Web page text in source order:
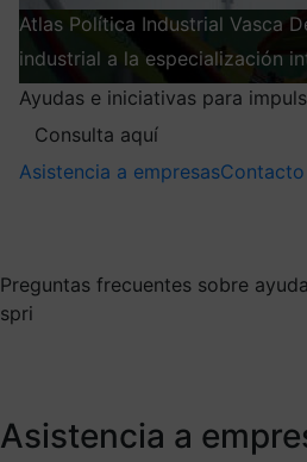
Atlas Política Industrial Vasca
industrial a la especialización
Ayudas e iniciativas para
Consulta aquí
Asistencia a empresasContacto
Preguntas frecuentes sobre
spri
Asistencia a